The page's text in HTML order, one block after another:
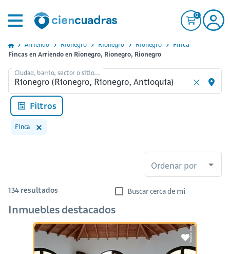
0
Arriendo Rionegro Rionegro Rionegro
Finca
Fincas en Arriendo en Rionegro, Rionegro, Rionegro
Ciudad, barrio, sector o sitio...
Filtros
Finca
Ordenar por
134 resultados Buscar cerca de mi
Inmuebles destacados